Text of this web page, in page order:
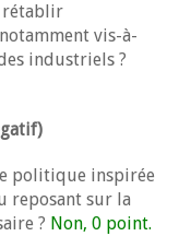
rétablir
vis-à-
industriels ?
politique inspirée
reposant sur la
? Non, 0 point.